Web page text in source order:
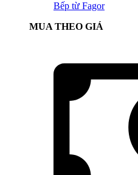
Bếp từ Fagor
MUA THEO GIÁ